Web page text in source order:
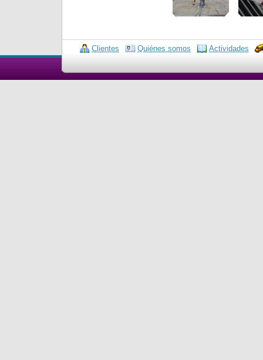
Clientes Quiénes somos Actividades